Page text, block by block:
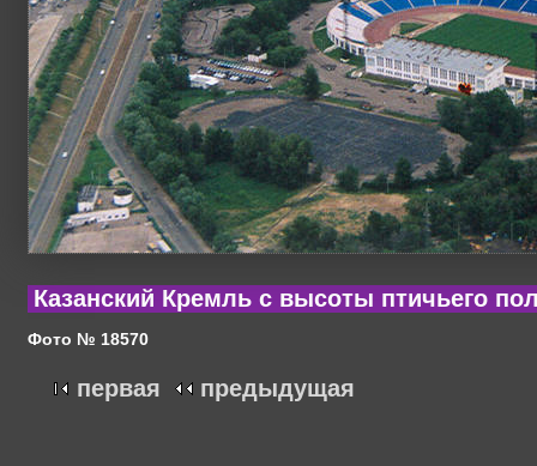
Казанский Кремль с высоты птичьего
Фото № 18570
первая предыдущая